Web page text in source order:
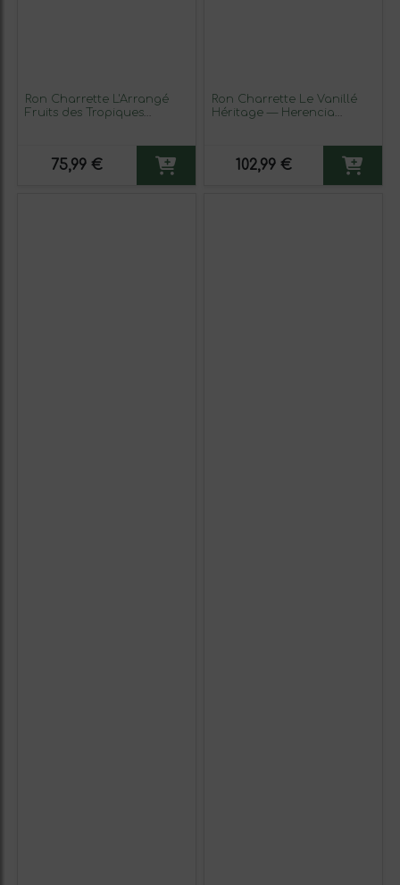
Ron Charrette L'Arrangé
Fruits des Tropiques
75,99 €
Ron Charrette Le Vanillé
Héritage — Herencia
102,99 €